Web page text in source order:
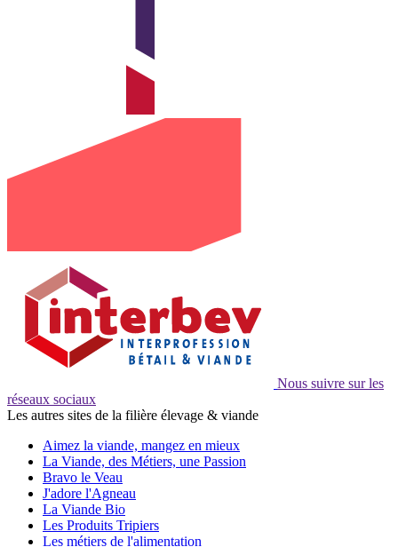
Nous suivre sur les
réseaux sociaux
Les autres sites de la filière élevage & viande
Aimez la viande, mangez en mieux
La Viande, des Métiers, une Passion
Bravo le Veau
J'adore l'Agneau
La Viande Bio
Les Produits Tripiers
Les métiers de l'alimentation